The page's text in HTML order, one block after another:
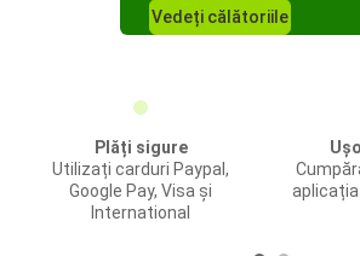
Vedeți călătoriile
Plăți sigure
Utilizați carduri Paypal,
Google Pay, Visa și
International